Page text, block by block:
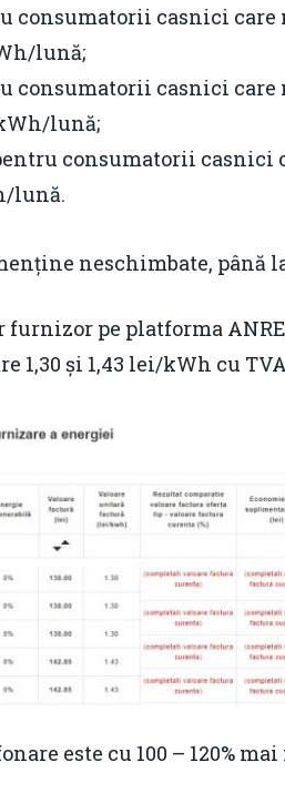
consumatorii casnici
lună;
consumatorii casnici
lună;
consumatorii
lună.
neschimbate, până
pe platforma
1,30 și 1,43 lei/kWh cu
este cu 100 – 120%